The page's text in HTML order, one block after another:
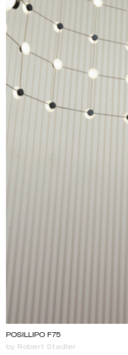
POSILLIPO F75
by Robert Stadler